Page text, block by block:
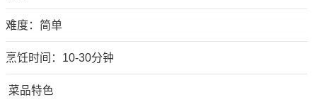
难度：简单
烹饪时间：10-30分钟
菜品特色